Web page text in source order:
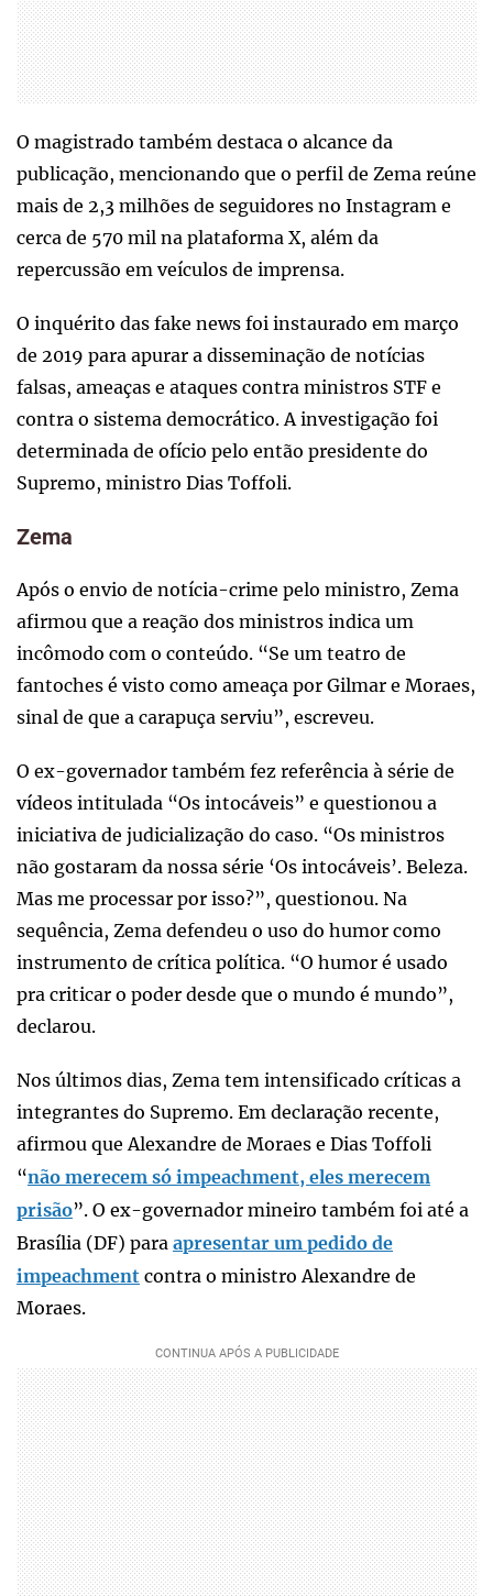
O magistrado também destaca o alcance da
publicação, mencionando que o perfil de Zema reúne
mais de 2,3 milhões de seguidores no Instagram e
cerca de 570 mil na plataforma X, além da
repercussão em veículos de imprensa.
O inquérito das fake news foi instaurado em março
de 2019 para apurar a disseminação de notícias
falsas, ameaças e ataques contra ministros STF e
contra o sistema democrático. A investigação foi
determinada de ofício pelo então presidente do
Supremo, ministro Dias Toffoli.
Zema
Após o envio de notícia-crime pelo ministro, Zema
afirmou que a reação dos ministros indica um
incômodo com o conteúdo. “Se um teatro de
fantoches é visto como ameaça por Gilmar e Moraes,
sinal de que a carapuça serviu”, escreveu.
O ex-governador também fez referência à série de
vídeos intitulada “Os intocáveis” e questionou a
iniciativa de judicialização do caso. “Os ministros
não gostaram da nossa série ‘Os intocáveis’. Beleza.
Mas me processar por isso?”, questionou. Na
sequência, Zema defendeu o uso do humor como
instrumento de crítica política. “O humor é usado
pra criticar o poder desde que o mundo é mundo”,
declarou.
Nos últimos dias, Zema tem intensificado críticas a
integrantes do Supremo. Em declaração recente,
afirmou que Alexandre de Moraes e Dias Toffoli
“não merecem só impeachment, eles merecem
prisão”. O ex-governador mineiro também foi até a
Brasília (DF) para apresentar um pedido de
impeachment contra o ministro Alexandre de
Moraes.